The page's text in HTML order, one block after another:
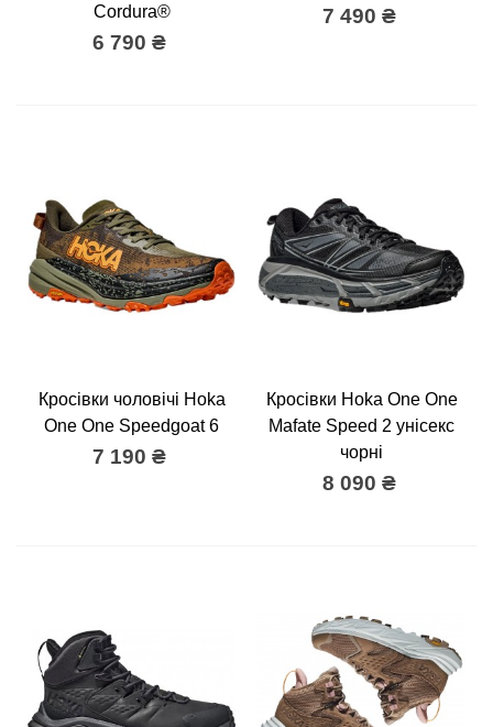
Cordura®
6 790 ₴
7 490 ₴
Кросівки чоловічі Hoka
One One Speedgoat 6
7 190 ₴
Кросівки Hoka One One
Mafate Speed 2 унісекс
чорні
8 090 ₴